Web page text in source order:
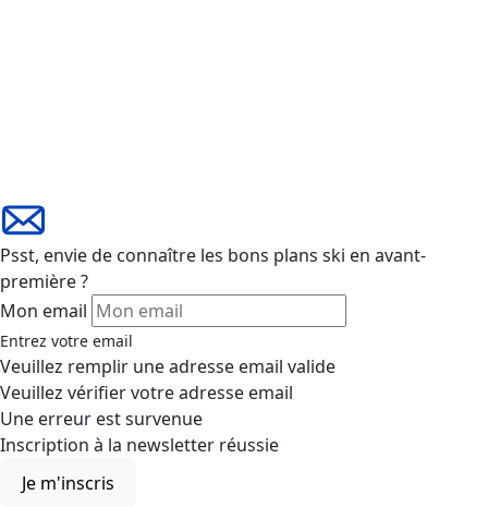
Psst, envie de connaître les bons plans ski en avant-
première ?
Mon email
Entrez votre email
Veuillez remplir une adresse email valide
Veuillez vérifier votre adresse email
Une erreur est survenue
Inscription à la newsletter réussie
Je m'inscris